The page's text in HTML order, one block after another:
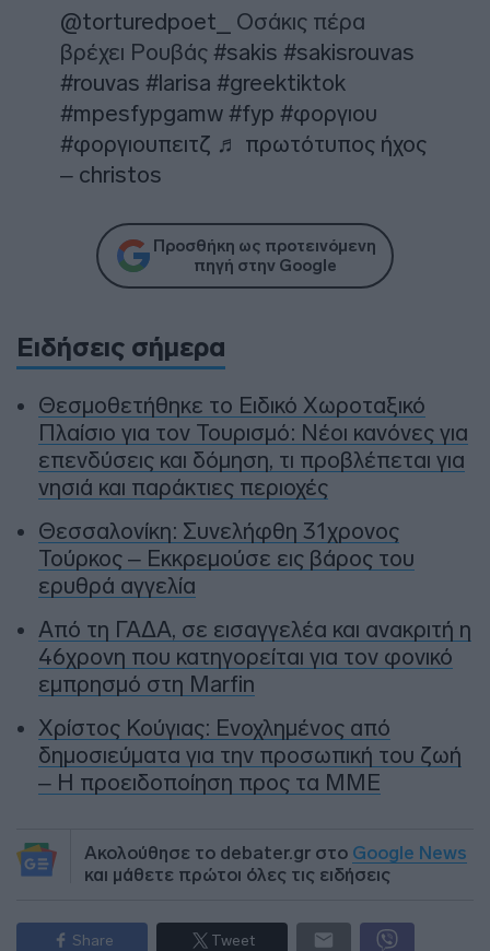
@torturedpoet_
Οσάκις πέρα
βρέχει Ρουβάς #sakis #sakisrouvas
#rouvas #larisa #greektiktok
#mpesfypgamw #fyp #φοργιου
#φοργιουπειτζ ♬ πρωτότυπος ήχος
– christos
Προσθήκη ως προτεινόμενη
πηγή στην Google
Ειδήσεις σήμερα
Θεσμοθετήθηκε το Ειδικό Χωροταξικό
Πλαίσιο για τον Τουρισμό: Νέοι κανόνες για
επενδύσεις και δόμηση, τι προβλέπεται για
νησιά και παράκτιες περιοχές
Θεσσαλονίκη: Συνελήφθη 31χρονος
Τούρκος – Εκκρεμούσε εις βάρος του
ερυθρά αγγελία
Από τη ΓΑΔΑ, σε εισαγγελέα και ανακριτή η
46χρονη που κατηγορείται για τον φονικό
εμπρησμό στη Marfin
Χρίστος Κούγιας: Ενοχλημένος από
δημοσιεύματα για την προσωπική του ζωή
– Η προειδοποίηση προς τα ΜΜΕ
Ακολούθησε το debater.gr στο Google News
και μάθετε πρώτοι όλες τις ειδήσεις
Share Tweet